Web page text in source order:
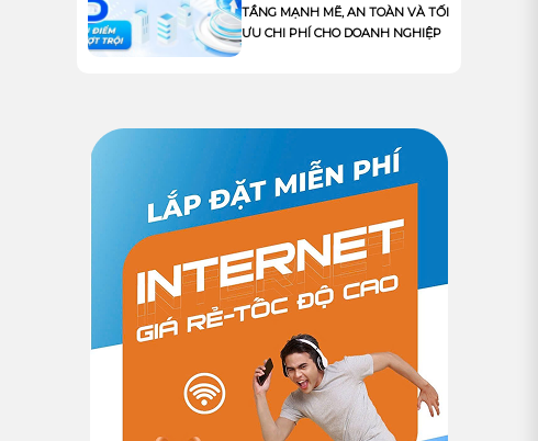
TẦNG MẠNH MẼ, AN TOÀN VÀ TỐI
ƯU CHI PHÍ CHO DOANH NGHIỆP